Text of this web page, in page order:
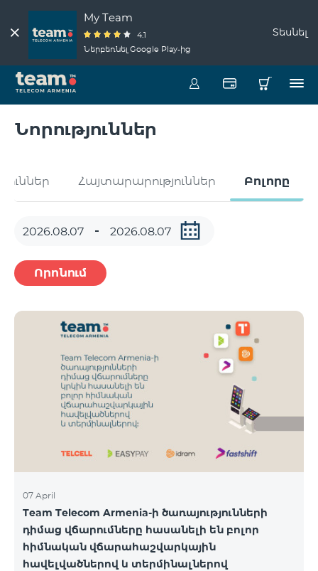
My Team
4.1
Ներբեռնել Google Play-ից
Տեսնել
Նորություններ
Հայտարարություններ Բոլորը
Որոնում
07 April
Team Telecom Armenia-ի ծառայությունների
դիմաց վճարումները հասանելի են բոլոր
հիմնական վճարահաշվարկային
հավելվածներով և տերմինալներով